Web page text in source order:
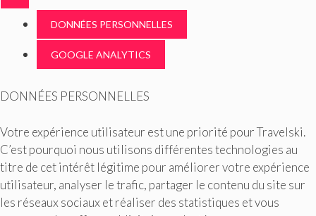
DONNÉES PERSONNELLES
GOOGLE ANALYTICS
DONNÉES PERSONNELLES
Votre expérience utilisateur est une priorité pour Travelski.
C’est pourquoi nous utilisons différentes technologies au
titre de cet intérêt légitime pour améliorer votre expérience
utilisateur, analyser le trafic, partager le contenu du site sur
les réseaux sociaux et réaliser des statistiques et vous